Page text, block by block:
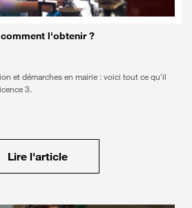
l'obtenir ?
et démarches en mairie : voici tout ce qu'il
3.
Lire l'article